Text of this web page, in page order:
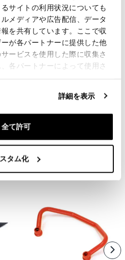
サイトの利用状況についても
メディアや広告配信、データ
を共有しています。ここで収
が各パートナーに提供した他
ービスを使用した際に収集さ
各パートナーによって使用さ
詳細を表示
全て許可
タム化
する必要があります。
送信